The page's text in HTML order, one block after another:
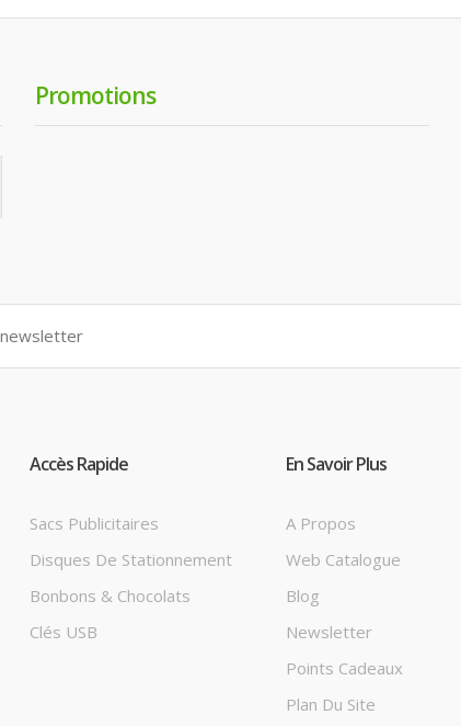
Promotions
Accès Rapide
Sacs Publicitaires
Disques De Stationnement
Bonbons & Chocolats
Clés USB
En Savoir Plus
A Propos
Web Catalogue
Blog
Newsletter
Points Cadeaux
Plan Du Site